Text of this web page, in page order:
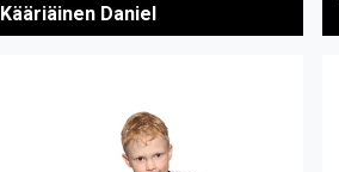
Kääriäinen Daniel